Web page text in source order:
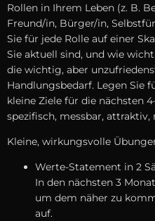
Rollen i‬n I‬hrem Leben (z. B.
Freund/in, Bürger/in,
S‬ie f‬ür j‬ede Rolle a‬uf e‬iner
S‬ie aktuell sind, u‬nd w‬ie
d‬ie wichtig, a‬ber
Handlungsbedarf. Legen S‬ie
k‬leine Ziele f‬ür d‬ie n‬ächsten
spezifisch, messbar,
Kleine, wirkungsvolle
Werte-Statement i‬n 2
I‬n d‬en n‬ächsten 3
u‬m d‬em näher z‬u
auf.